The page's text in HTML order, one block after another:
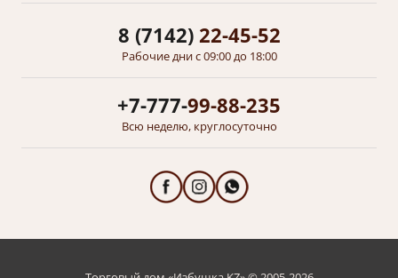
8 (7142)22-45-52
Рабочие дни с 09:00 до 18:00
+7-777-99-88-235
Всю неделю, круглосуточно